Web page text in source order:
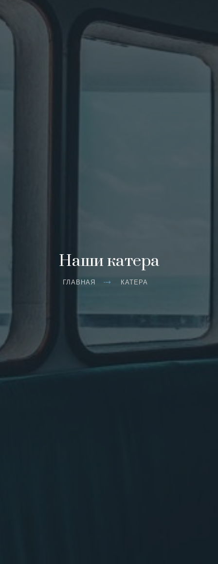
Наши катера
ГЛАВНАЯ КАТЕРА